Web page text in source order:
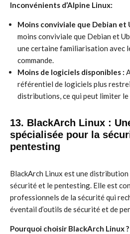
Inconvénients d’Alpine Linux:
Moins conviviale que Debian et
moins conviviale que Debian et
une certaine familiarisation avec
commande.
Moins de logiciels disponibles :
référentiel de logiciels plus
distributions, ce qui peut limiter le
13. BlackArch Linux :
spécialisée pour la
pentesting
BlackArch Linux est une
sécurité et le pentesting. Elle est
professionnels de la sécurité qui
éventail d’outils de sécurité et de
Pourquoi choisir BlackArch Linux ?